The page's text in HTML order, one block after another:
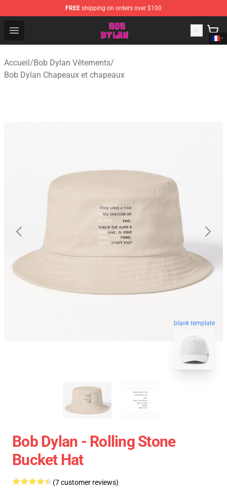
FREE shipping on orders over $100
Open menu
Bob Dylan Store - Official Bob Dylan Merchandise Shop
Accueil/Bob Dylan Vêtements/
Bob Dylan Chapeaux et chapeaux
blank template
Bob Dylan - Rolling Stone
Bucket Hat
(7 customer reviews)